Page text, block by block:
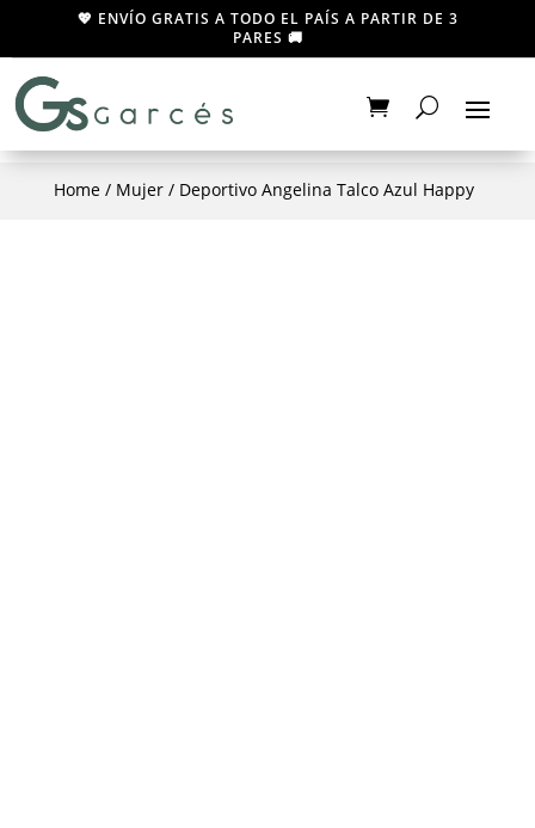
💖 ENVÍO GRATIS A TODO EL PAÍS A PARTIR DE 3
PARES 🚚
Home/ Mujer/ Deportivo Angelina Talco Azul Happy